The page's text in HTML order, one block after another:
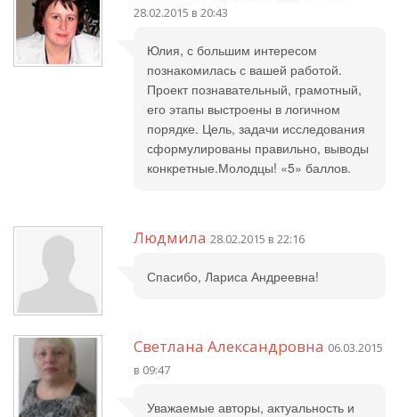
28.02.2015 в 20:43
Юлия, с большим интересом
познакомилась с вашей работой.
Проект познавательный, грамотный,
его этапы выстроены в логичном
порядке. Цель, задачи исследования
сформулированы правильно, выводы
конкретные.Молодцы! «5» баллов.
Людмила 28.02.2015 в 22:16
Спасибо, Лариса Андреевна!
Светлана Александровна 06.03.2015
в 09:47
Уважаемые авторы, актуальность и